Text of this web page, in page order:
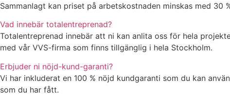
Sammanlagt kan priset på arbetskostnaden minskas med 30
Vad innebär totalentreprenad?
Totalentreprenad innebär att ni kan anlita oss för hela
med vår VVS-firma som finns tillgänglig i hela Stockholm.
Erbjuder ni nöjd-kund-garanti?
Vi har inkluderat en 100 % nöjd kundgaranti som du kan
som du har fått.